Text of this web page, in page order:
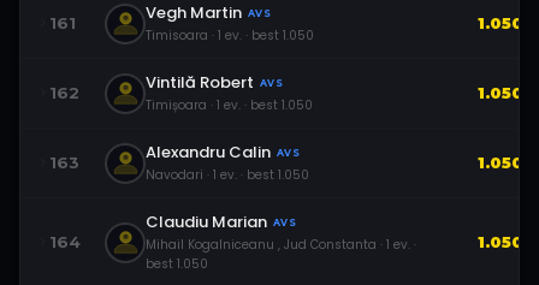
161 Vegh Martin AVS
Timisoara · 1 ev. · best 1.050
1.050
162 Vintilă Robert AVS
Timișoara · 1 ev. · best 1.050
1.050
163 Alexandru Calin AVS
Navodari · 1 ev. · best 1.050
1.050
164
Claudiu Marian AVS
Mihail Kogalniceanu , Jud Constanta · 1 ev. ·
best 1.050
1.050